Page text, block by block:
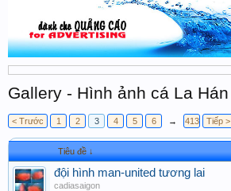
Gallery - Hình ảnh cá La Hán
< Trước 1 2 3 4 5 6 → 413 Tiếp >
Tiêu đề ↓
đội hình man-united tương lai
cadiasaigon